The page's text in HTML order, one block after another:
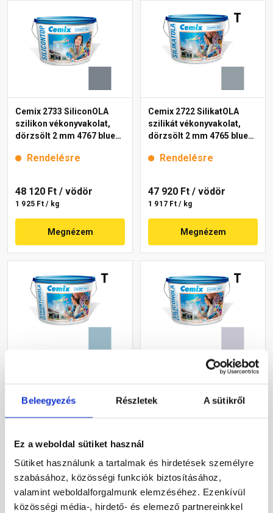
Beleegyezés Részletek A sütikről
Ez a weboldal sütiket használ
Sütiket használunk a tartalmak és hirdetések személyre
szabásához, közösségi funkciók biztosításához,
valamint weboldalforgalmunk elemzéséhez. Ezenkívül
közösségi média-, hirdető- és elemező partnereinkkel
Cemix 2733 SiliconOLA
szilikon vékonyvakolat,
dörzsölt 2 mm 4767 blue
Rendelésre
48 120 Ft / vödör
1 925 Ft / kg
Megnézem
Cemix 2722 SilikatOLA
szilikát vékonyvakolat,
dörzsölt 2 mm 4765 blue
Rendelésre
47 920 Ft / vödör
1 917 Ft / kg
Megnézem
vékonyvakolat, kapart 2
mm 4717 blue 25 kg
Rendelésre
1 458 Ft / kg
Megnézem
Cemix 2737 SiliconOLA
vékonyvakolat, dörzsölt 2
2 189 Ft / kg
Megnézem